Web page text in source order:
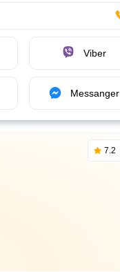
Viber
Messanger
7.2